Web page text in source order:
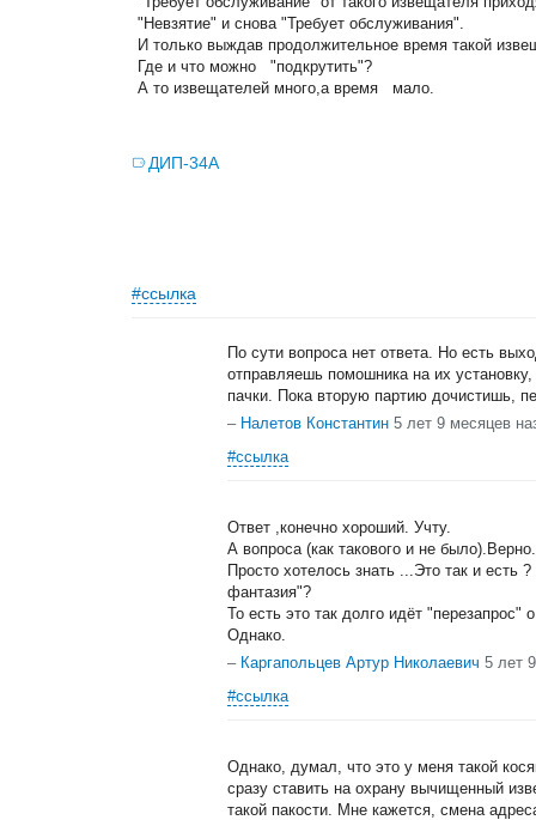
"Невзятие" и снова "Требует обслуживания".
И только выждав продолжительное время такой
Где и что можно "подкрутить"?
А то извещателей много,а время мало.
ДИП-34А
#ссылка
По сути вопроса нет ответа. Но есть
отправляешь помошника на их
пачки. Пока вторую партию дочистишь,
– Налетов Константин 5 лет 9 месяцев
#ссылка
Ответ ,конечно хороший. Учту.
А вопроса (как такового и не было).Верно.
Просто хотелось знать ...Это так и есть
фантазия"?
То есть это так долго идёт "перезапрос"
Однако.
– Каргапольцев Артур Николаевич 5 лет
#ссылка
Однако, думал, что это у меня такой
сразу ставить на охрану вычищенный
такой пакости. Мне кажется, смена